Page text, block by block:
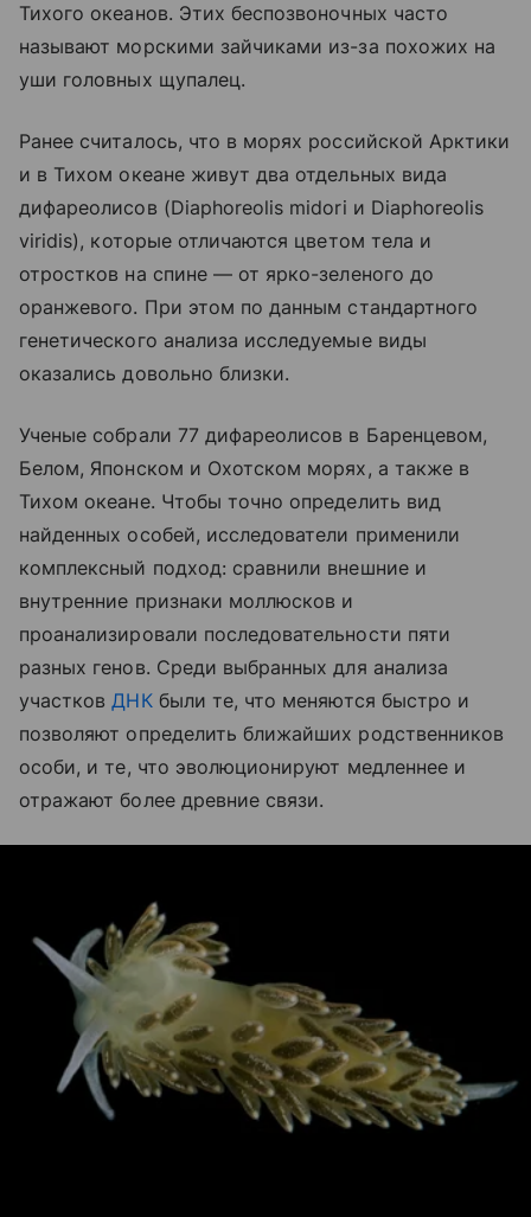
Тихого океанов. Этих беспозвоночных часто
называют морскими зайчиками из-за похожих на
уши головных щупалец.
Ранее считалось, что в морях российской Арктики
и в Тихом океане живут два отдельных вида
дифареолисов (Diaphoreolis midori и Diaphoreolis
viridis), которые отличаются цветом тела и
отростков на спине — от ярко-зеленого до
оранжевого. При этом по данным стандартного
генетического анализа исследуемые виды
оказались довольно близки.
Ученые собрали 77 дифареолисов в Баренцевом,
Белом, Японском и Охотском морях, а также в
Тихом океане. Чтобы точно определить вид
найденных особей, исследователи применили
комплексный подход: сравнили внешние и
внутренние признаки моллюсков и
проанализировали последовательности пяти
разных генов. Среди выбранных для анализа
участковДНКбыли те, что меняются быстро и
позволяют определить ближайших родственников
особи, и те, что эволюционируют медленнее и
отражают более древние связи.